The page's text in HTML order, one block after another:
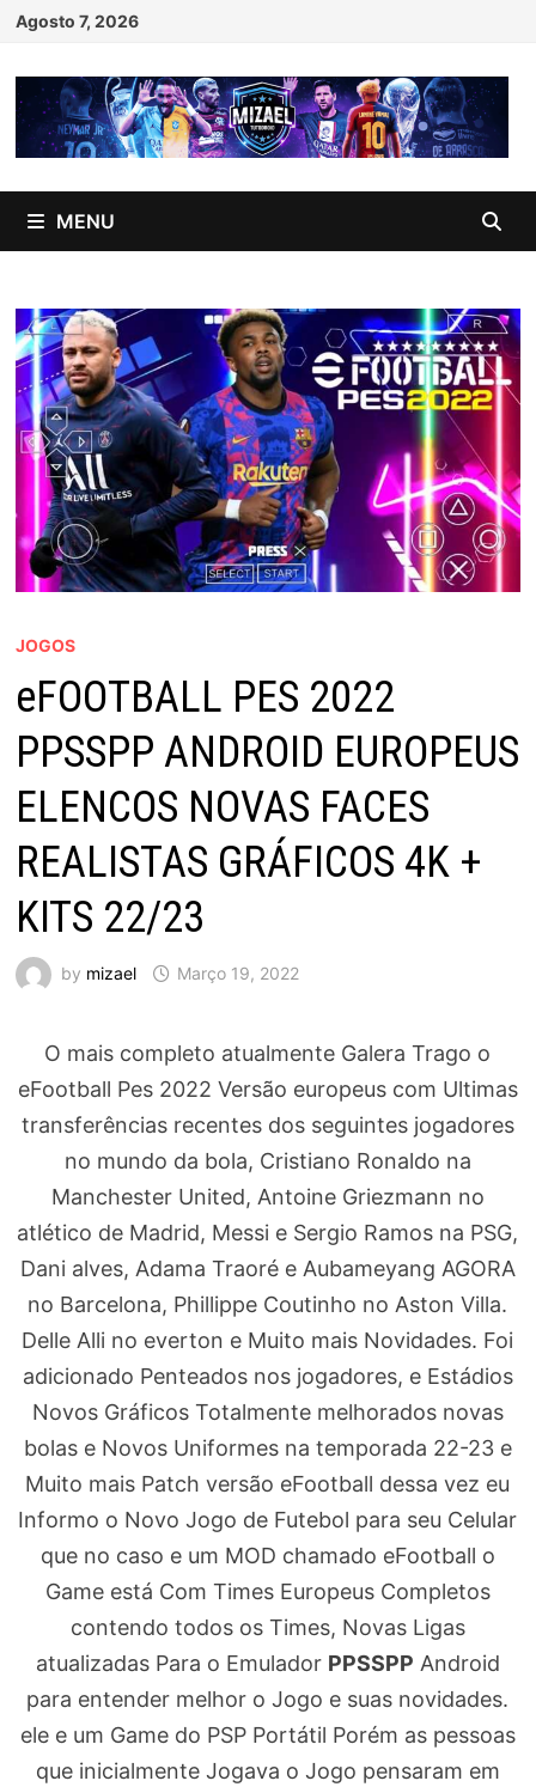
Skip
content
Agosto 7, 2026
MENU
JOGOS
eFOOTBALL PES 2022
PPSSPP ANDROID EUROPEUS
ELENCOS NOVAS FACES
REALISTAS GRÁFICOS 4K +
KITS 22/23
by mizael Março 19, 2022
O mais completo atualmente Galera Trago o
eFootball Pes 2022 Versão europeus com Ultimas
transferências recentes dos seguintes jogadores
no mundo da bola, Cristiano Ronaldo na
Manchester United, Antoine Griezmann no
atlético de Madrid, Messi e Sergio Ramos na PSG,
Dani alves, Adama Traoré e Aubameyang AGORA
no Barcelona, Phillippe Coutinho no Aston Villa.
Delle Alli no everton e Muito mais Novidades. Foi
adicionado Penteados nos jogadores, e Estádios
Novos Gráficos Totalmente melhorados novas
bolas e Novos Uniformes na temporada 22-23 e
Muito mais Patch versão eFootball dessa vez eu
Informo o Novo Jogo de Futebol para seu Celular
que no caso e um MOD chamado eFootball o
Game está Com Times Europeus Completos
contendo todos os Times, Novas Ligas
atualizadas Para o Emulador PPSSPP Android
para entender melhor o Jogo e suas novidades.
ele e um Game do PSP Portátil Porém as pessoas
que inicialmente Jogava o Jogo pensaram em